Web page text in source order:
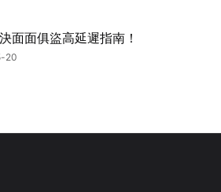
面面俱盜高延遲指南！
20